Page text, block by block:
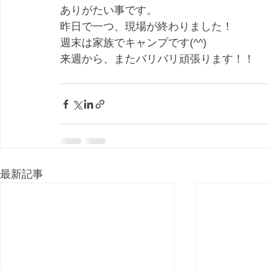
ありがたい事です。
昨日で一つ、現場が終わりました！
週末は家族でキャンプです(^^)
来週から、またバリバリ頑張ります！！
最新記事